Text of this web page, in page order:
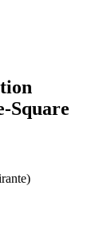
Square